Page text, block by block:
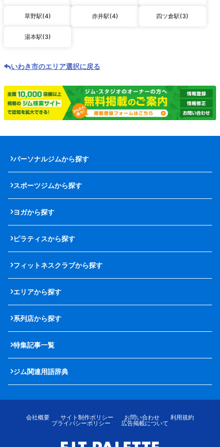
草野駅(4) 赤井駅(4) 四ツ倉駅(3)
湯本駅(3)
いわき市のエリア選択に戻る
パーソナルジムから探す
スポーツジムから探す
ヨガから探す
ピラティスから探す
フィットネスクラブから探す
エリアから探す
系列店から探す
特集記事一覧
ジム関連用語辞典
会社概要 サイト制作ポリシー お問い合わせ
利用規約
プライバシーポリシー
広告掲載について